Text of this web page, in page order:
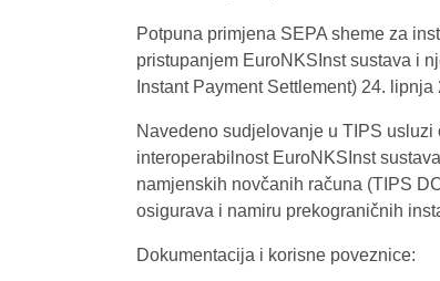
Potpuna primjena SEPA sheme za
pristupanjem EuroNKSInst sustava i
Instant Payment Settlement) 24. lipnja
Navedeno sudjelovanje u TIPS
interoperabilnost EuroNKSInst
namjenskih novčanih računa (TIPS
osigurava i namiru prekograničnih
Dokumentacija i korisne poveznice: